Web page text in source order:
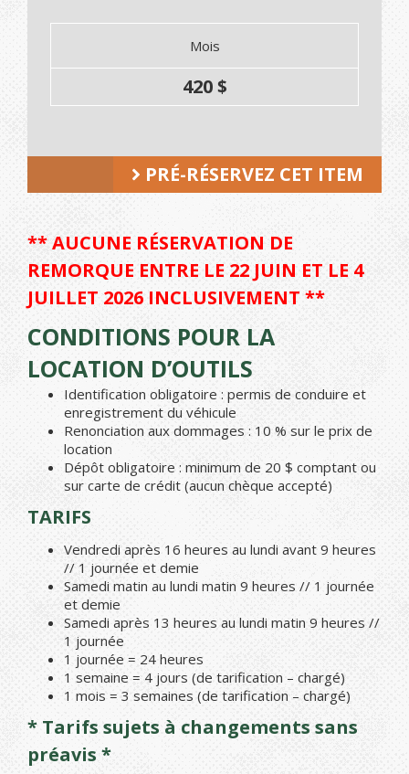
Mois
420 $
PRÉ-RÉSERVEZ CET ITEM
** AUCUNE RÉSERVATION DE
REMORQUE ENTRE LE 22 JUIN ET LE 4
JUILLET 2026 INCLUSIVEMENT **
CONDITIONS POUR LA
LOCATION D’OUTILS
Identification obligatoire : permis de conduire et
enregistrement du véhicule
Renonciation aux dommages : 10 % sur le prix de
location
Dépôt obligatoire : minimum de 20 $ comptant ou
sur carte de crédit (aucun chèque accepté)
TARIFS
Vendredi après 16 heures au lundi avant 9 heures
// 1 journée et demie
Samedi matin au lundi matin 9 heures // 1 journée
et demie
Samedi après 13 heures au lundi matin 9 heures //
1 journée
1 journée = 24 heures
1 semaine = 4 jours (de tarification – chargé)
1 mois = 3 semaines (de tarification – chargé)
* Tarifs sujets à changements sans
préavis *